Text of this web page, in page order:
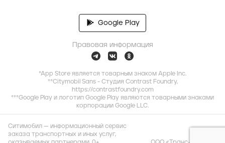
Google Play
Правовая информация
*App Store является товарным знаком Apple Inc.
**Citymobil Sans - Студия Contrast Foundry,
https://contrastfoundry.com
***Google Play и логотип Google Play являются товарными знаками
корпорации Google LLC.
Ситимобил — информационный сервис
заказа транспортных и иных услуг,